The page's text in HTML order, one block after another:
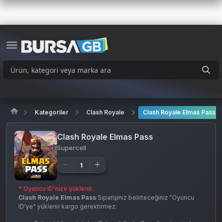
Kategoriler Clash Royale Clash Royale Elmas Pass
Clash Royale Elmas Pass
Supercell
* Oyuncu ID'nize yüklenir.
Clash Royale Elmas Pass Siparişiniz belirteceğiniz "Oyuncu
ID'ye" yüklenir kargo gerektirmez.